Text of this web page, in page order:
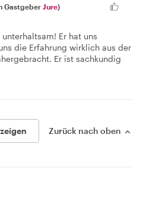
Gastgeber Jure)
Er hat uns
die Erfahrung wirklich aus der
Er ist sachkundig
Zurück nach oben